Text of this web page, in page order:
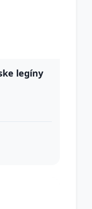
legíny